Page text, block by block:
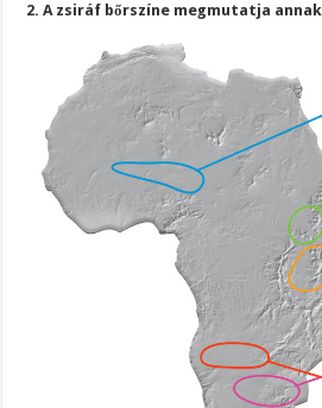
2. A zsiráf bőrszíne megmutatja